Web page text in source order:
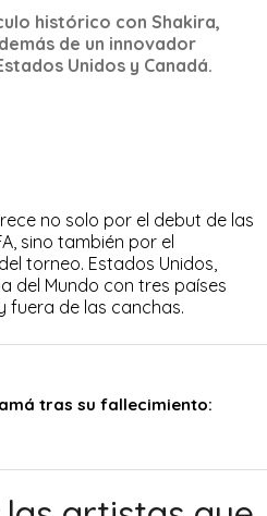
histórico con Shakira,
de un innovador
Unidos y Canadá.
no solo por el debut de las
sino también por el
torneo. Estados Unidos,
del Mundo con tres países
fuera de las canchas.
tras su fallecimiento: